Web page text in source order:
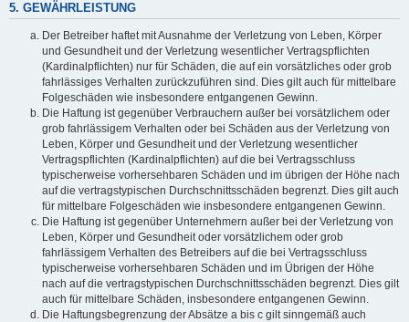
5. GEWÄHRLEISTUNG
Der Betreiber haftet mit Ausnahme der Verletzung von Leben, Körper
und Gesundheit und der Verletzung wesentlicher Vertragspflichten
(Kardinalpflichten) nur für Schäden, die auf ein vorsätzliches oder grob
fahrlässiges Verhalten zurückzuführen sind. Dies gilt auch für mittelbare
Folgeschäden wie insbesondere entgangenen Gewinn.
Die Haftung ist gegenüber Verbrauchern außer bei vorsätzlichem oder
grob fahrlässigem Verhalten oder bei Schäden aus der Verletzung von
Leben, Körper und Gesundheit und der Verletzung wesentlicher
Vertragspflichten (Kardinalpflichten) auf die bei Vertragsschluss
typischerweise vorhersehbaren Schäden und im übrigen der Höhe nach
auf die vertragstypischen Durchschnittsschäden begrenzt. Dies gilt auch
für mittelbare Folgeschäden wie insbesondere entgangenen Gewinn.
Die Haftung ist gegenüber Unternehmern außer bei der Verletzung von
Leben, Körper und Gesundheit oder vorsätzlichem oder grob
fahrlässigem Verhalten des Betreibers auf die bei Vertragsschluss
typischerweise vorhersehbaren Schäden und im Übrigen der Höhe
nach auf die vertragstypischen Durchschnittsschäden begrenzt. Dies gilt
auch für mittelbare Schäden, insbesondere entgangenen Gewinn.
Die Haftungsbegrenzung der Absätze a bis c gilt sinngemäß auch